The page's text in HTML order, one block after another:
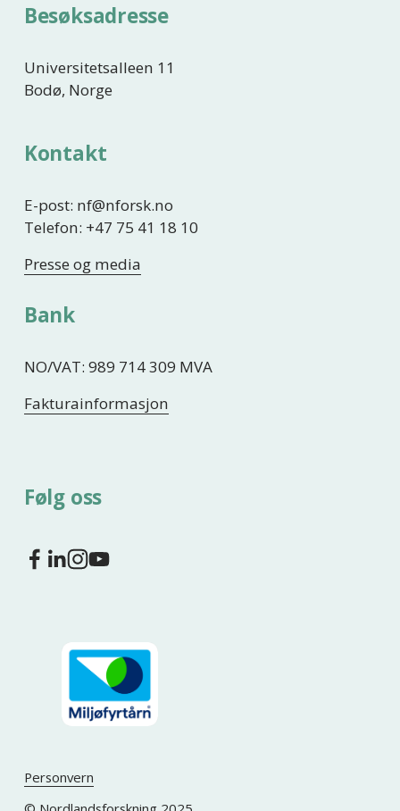
Besøksadresse
Universitetsalleen 11
Bodø, Norge
Kontakt
E-post: nf@nforsk.no
Telefon: +47 75 41 18 10
Presse og media
Bank
NO/VAT: 989 714 309 MVA
Fakturainformasjon
Følg oss
Personvern